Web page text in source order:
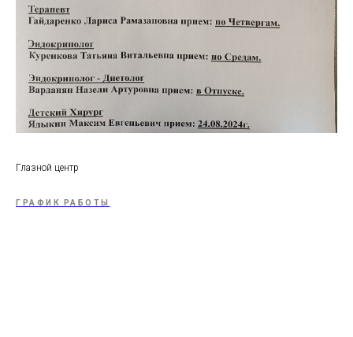
Глазной центр
ГРАФИК РАБОТЫ